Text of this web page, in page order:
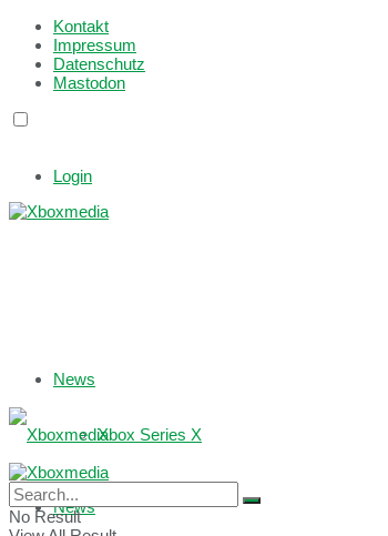
Kontakt
Impressum
Datenschutz
Mastodon
Login
News
Xbox Series X
News
No Result